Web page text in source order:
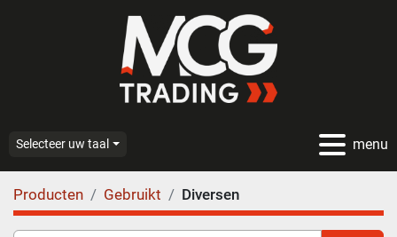
menu
Selecteer uw taal
Producten Gebruikt Diversen